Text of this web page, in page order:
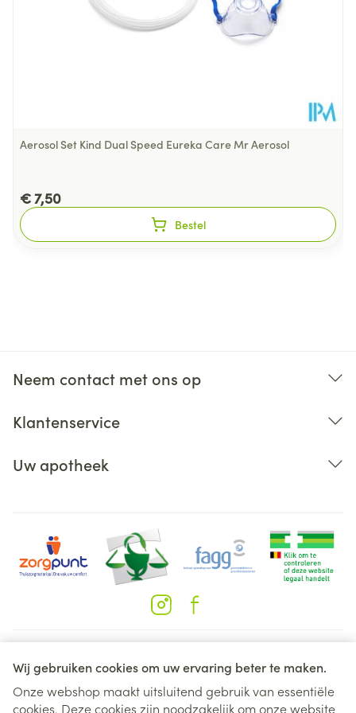
Wij gebruiken cookies om uw ervaring beter te maken.
Onze webshop maakt uitsluitend gebruik van essentiële
cookies. Deze cookies zijn noodzakelijk om onze website
Aerosol Set Kind Dual Speed Eureka Care Mr Aerosol
€ 7,50
Bestel
Neem contact met ons op
Klantenservice
Uw apotheek
Juridische links